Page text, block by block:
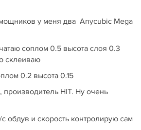
у меня два Anycubic Mega
соплом 0.5 высота слоя 0.3
склеиваю
0.2 высота 0.15
производитель HIT. Ну очень
обдув и скорость контролирую сам